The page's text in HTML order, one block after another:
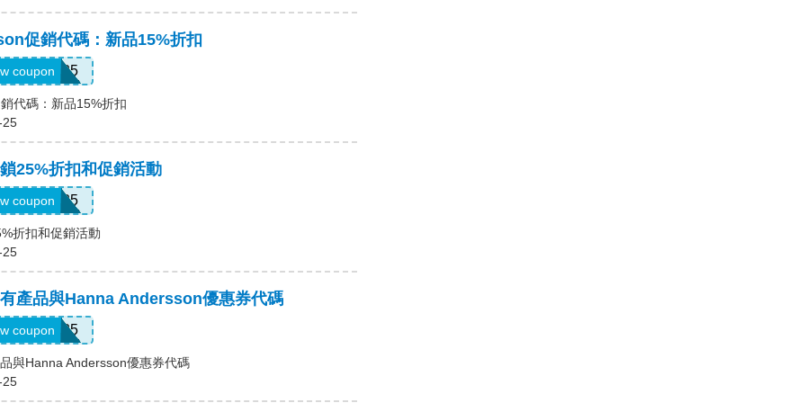
促銷代碼：新品15%折扣
New25
coupon
代碼：新品15%折扣
25
25%折扣和促銷活動
NEW25
coupon
折扣和促銷活動
25
產品與Hanna Andersson優惠券代碼
NEW25
coupon
與Hanna Andersson優惠券代碼
25